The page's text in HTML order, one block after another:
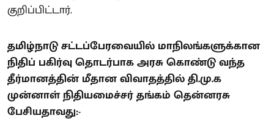
குறிப்பிட்டார்.
தமிழ்நாடு சட்டப்பேரவையில் மாநிலங்களுக்கான
நிதிப் பகிர்வு தொடர்பாக அரசு கொண்டு வந்த
தீர்மானத்தின் மீதான விவாதத்தில் தி.மு.க
முன்னாள் நிதியமைச்சர் தங்கம் தென்னரசு
பேசியதாவது:-